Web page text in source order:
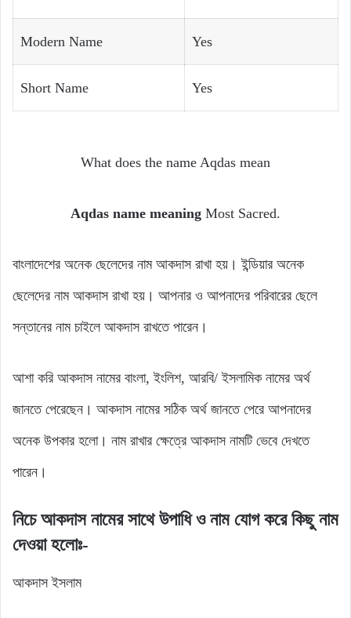
Modern Name Yes
Short Name Yes
What does the name Aqdas mean
Aqdas name meaning Most Sacred.
বাংলাদেশের অনেক ছেলেদের নাম আকদাস রাখা হয়। ইন্ডিয়ার অনেক
ছেলেদের নাম আকদাস রাখা হয়। আপনার ও আপনাদের পরিবারের ছেলে
সন্তানের নাম চাইলে আকদাস রাখতে পারেন।
আশা করি আকদাস নামের বাংলা, ইংলিশ, আরবি/ ইসলামিক নামের অর্থ
জানতে পেরেছেন। আকদাস নামের সঠিক অর্থ জানতে পেরে আপনাদের
অনেক উপকার হলো। নাম রাখার ক্ষেত্রে আকদাস নামটি ভেবে দেখতে
পারেন।
নিচে আকদাস নামের সাথে উপাধি ও নাম যোগ করে কিছু নাম
দেওয়া হলোঃ-
আকদাস ইসলাম